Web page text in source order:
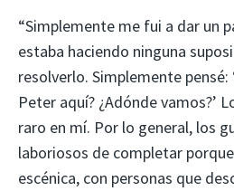
“Simplemente me fui a dar un
estaba haciendo ninguna
resolverlo. Simplemente pensé:
Peter aquí? ¿Adónde vamos?’
raro en mí. Por lo general, los
laboriosos de completar
escénica, con personas que